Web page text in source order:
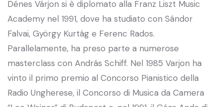
Dénes Várjon si è diplomato alla Franz Liszt Music
Academy nel 1991, dove ha studiato con Sándor
Falvai, György Kurtág e Ferenc Rados.
Parallelamente, ha preso parte a numerose
masterclass con András Schiff. Nel 1985 Varjon ha
vinto il primo premio al Concorso Pianistico della
Radio Ungherese, il Concorso di Musica da Camera